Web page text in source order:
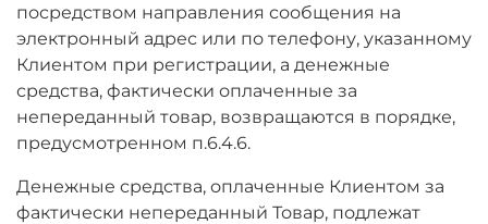
посредством направления сообщения на
электронный адрес или по телефону, указанному
Клиентом при регистрации, а денежные
средства, фактически оплаченные за
непереданный товар, возвращаются в порядке,
предусмотренном п.6.4.6.
Денежные средства, оплаченные Клиентом за
фактически непереданный Товар, подлежат